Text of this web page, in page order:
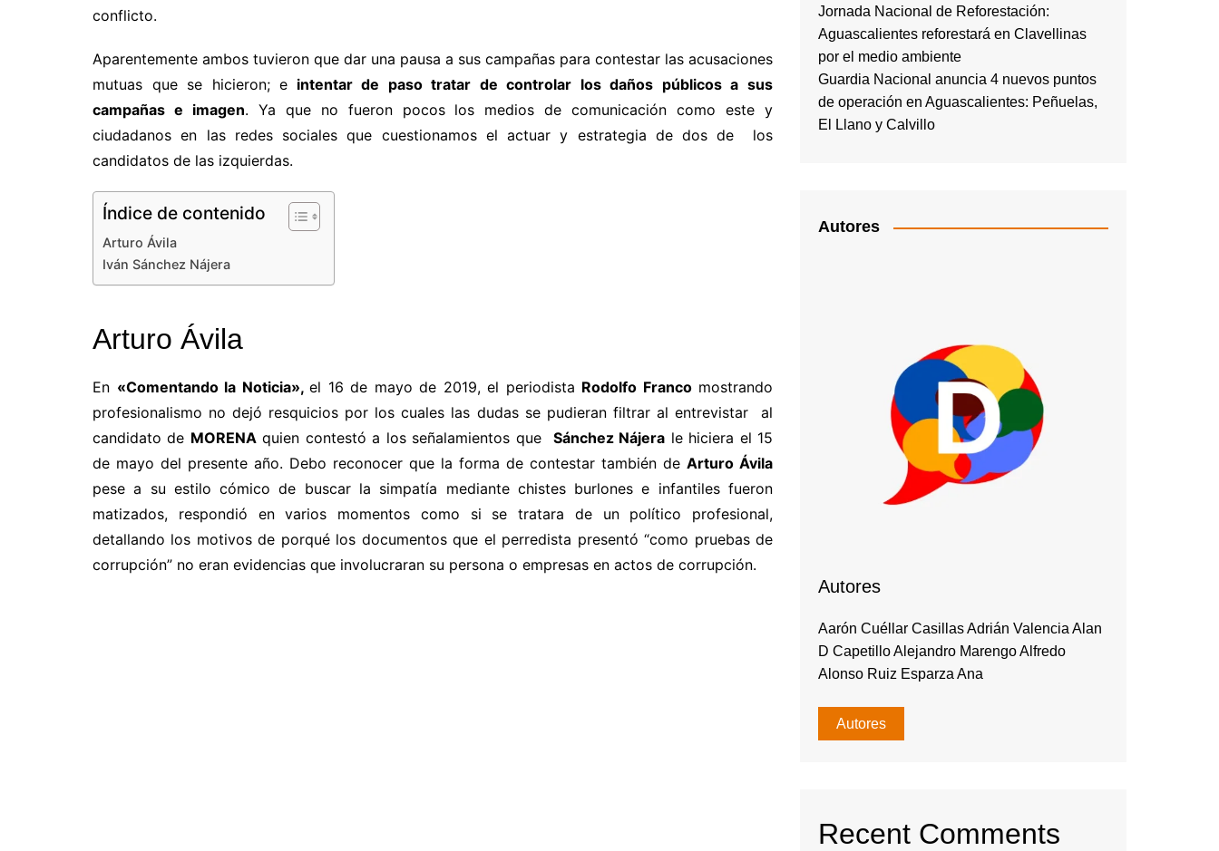
conflicto.
Aparentemente ambos tuvieron que dar una pausa a sus campañas para contestar las acusaciones
mutuas que se hicieron; e intentar de paso tratar de controlar los daños públicos a sus
campañas e imagen. Ya que no fueron pocos los medios de comunicación como este y
ciudadanos en las redes sociales que cuestionamos el actuar y estrategia de dos de los
candidatos de las izquierdas.
Índice de contenido
Arturo Ávila
Iván Sánchez Nájera
Arturo Ávila
En «Comentando la Noticia», el 16 de mayo de 2019, el periodista Rodolfo Francomostrando
profesionalismo no dejó resquicios por los cuales las dudas se pudieran filtrar al entrevistar al
candidato de MORENAquien contestó a los señalamientos que Sánchez Nájera le hiciera el 15
de mayo del presente año. Debo reconocer que la forma de contestar también de Arturo Ávila
pese a su estilo cómico de buscar la simpatía mediante chistes burlones e infantiles fueron
matizados, respondió en varios momentos como si se tratara de un político profesional,
detallando los motivos de porqué los documentos que el perredista presentó “como pruebas de
corrupción” no eran evidencias que involucraran su persona o empresas en actos de corrupción.
Jornada Nacional de Reforestación:
Aguascalientes reforestará en Clavellinas
por el medio ambiente
Guardia Nacional anuncia 4 nuevos puntos
de operación en Aguascalientes: Peñuelas,
El Llano y Calvillo
Autores
Autores
Aarón Cuéllar Casillas Adrián Valencia Alan
D Capetillo Alejandro Marengo Alfredo
Alonso Ruiz Esparza Ana
Autores
Recent Comments